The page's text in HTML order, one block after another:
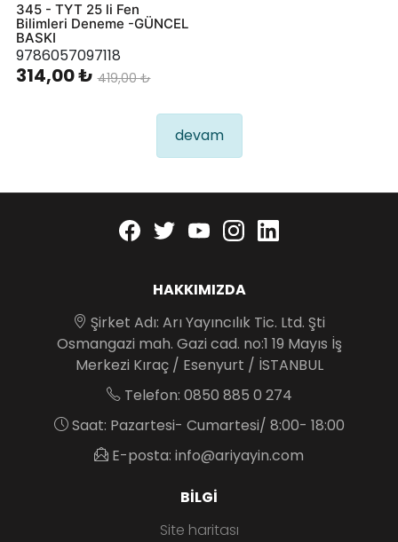
345 - TYT 25 li Fen
Bilimleri Deneme -GÜNCEL
BASKI
9786057097118
314,00 ₺ 419,00 ₺
devam
Facebook
twitteryoutubeinstagram
HAKKIMIZDA
Şirket Adı: Arı Yayıncılık Tic. Ltd. Şti
Osmangazi mah. Gazi cad. no:1 19 Mayıs İş
Merkezi Kıraç / Esenyurt / İSTANBUL
Telefon: 0850 885 0 274
Saat: Pazartesi- Cumartesi/ 8:00- 18:00
E-posta: info@ariyayin.com
BILGI
Site haritası